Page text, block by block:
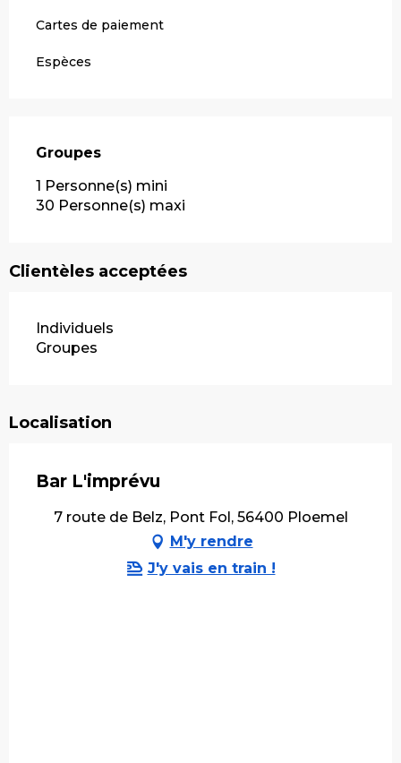
Cartes de paiement
Espèces
Groupes
Groupes
1 Personne(s) mini
30 Personne(s) maxi
Clientèles acceptées
Individuels
Groupes
Localisation
Bar L'imprévu
7 route de Belz, Pont Fol, 56400 Ploemel
M'y rendre
J'y vais en train !